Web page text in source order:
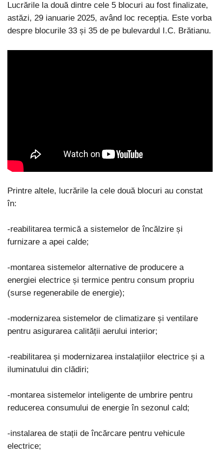
Lucrările la două dintre cele 5 blocuri au fost finalizate,
astăzi, 29 ianuarie 2025, având loc recepția. Este vorba
despre blocurile 33 și 35 de pe bulevardul I.C. Brătianu.
Printre altele, lucrările la cele două blocuri au constat
în:
-reabilitarea termică a sistemelor de încălzire și
furnizare a apei calde;
-montarea sistemelor alternative de producere a
energiei electrice și termice pentru consum propriu
(surse regenerabile de energie);
-modernizarea sistemelor de climatizare și ventilare
pentru asigurarea calității aerului interior;
-reabilitarea și modernizarea instalațiilor electrice și a
iluminatului din clădiri;
-montarea sistemelor inteligente de umbrire pentru
reducerea consumului de energie în sezonul cald;
-instalarea de stații de încărcare pentru vehicule
electrice;